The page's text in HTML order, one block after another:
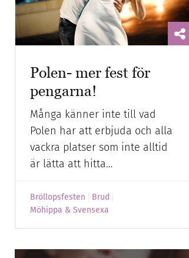
Polen- mer fest för
pengarna!
Många känner inte till vad
Polen har att erbjuda och alla
vackra platser som inte alltid
är lätta att hitta…
Bröllopsfesten
Brud
Möhippa & Svensexa